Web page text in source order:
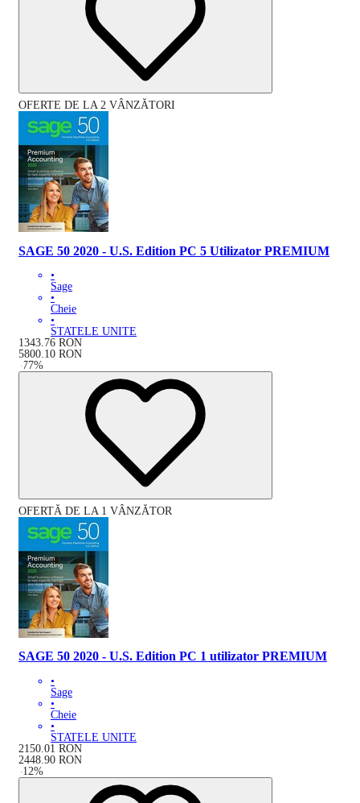
OFERTE DE LA 2 VÂNZĂTORI
SAGE 50 2020 - U.S. Edition PC 5 Utilizator PREMIUM
•
Sage
•
Cheie
•
STATELE UNITE
1343.76 RON
5800.10 RON
-77%
OFERTĂ DE LA 1 VÂNZĂTOR
SAGE 50 2020 - U.S. Edition PC 1 utilizator PREMIUM
•
Sage
•
Cheie
•
STATELE UNITE
2150.01 RON
2448.90 RON
-12%